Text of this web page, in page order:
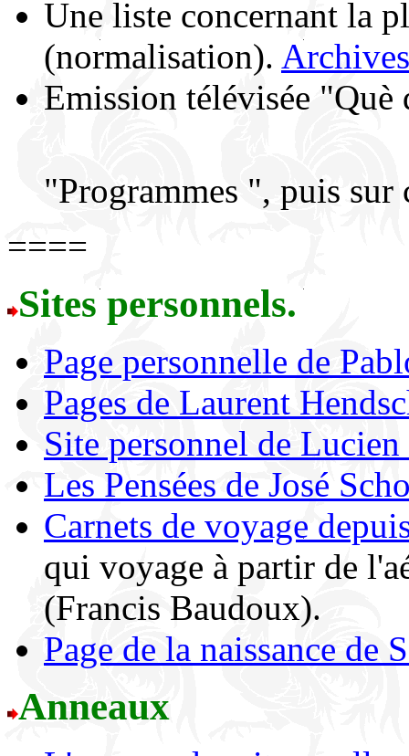
Une liste concernant la
(normalisation). Archives
Emission télévisée
"Programmes ", puis
====
Sites personnels.
Page personnelle de
Pages de Laurent
Site personnel de
Les Pensées de José
Carnets de voyage
qui voyage à partir de
(Francis Baudoux).
Page de la naissance de
Anneaux